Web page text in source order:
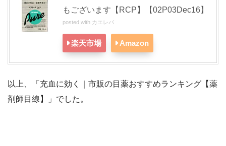
もございます【RCP】【02P03Dec16】
posted with カエレバ
楽天市場 Amazon
以上、「充血に効く｜市販の目薬おすすめランキング【薬
剤師目線】」でした。